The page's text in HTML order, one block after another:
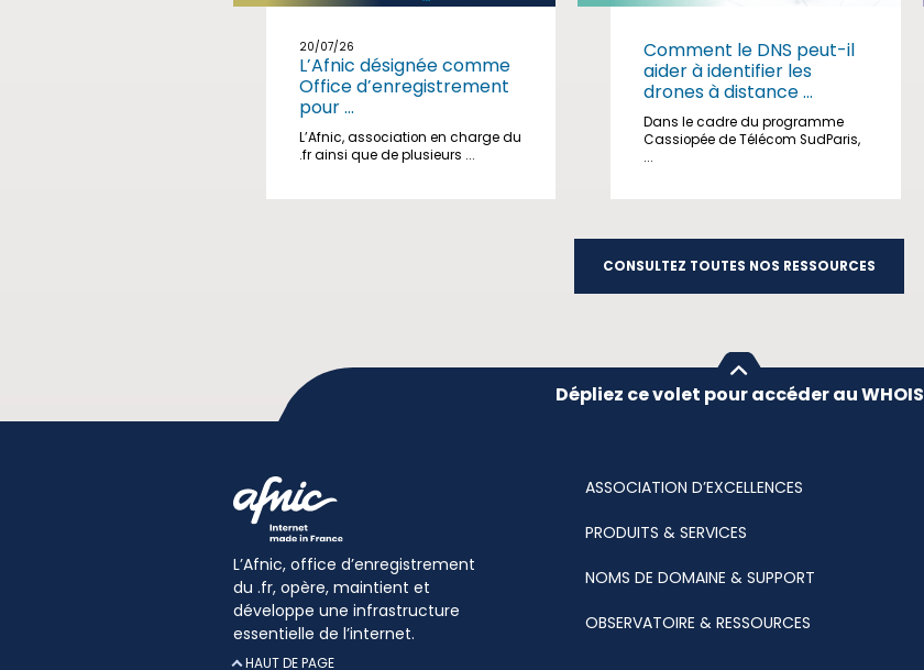
20/07/26
L’Afnic désignée comme
Office d’enregistrement
pour ...
L’Afnic, association en charge du
.fr ainsi que de plusieurs ...
Comment le DNS peut-il
aider à identifier les
drones à distance ...
Dans le cadre du programme
Cassiopée de Télécom SudParis,
...
CONSULTEZ TOUTES NOS RESSOURCES
Dépliez ce volet pour accéder au WHOIS
L’Afnic, office d’enregistrement
du .fr, opère, maintient et
développe une infrastructure
essentielle de l’internet.
HAUT DE PAGE
ASSOCIATION D’EXCELLENCES
PRODUITS & SERVICES
NOMS DE DOMAINE & SUPPORT
OBSERVATOIRE & RESSOURCES